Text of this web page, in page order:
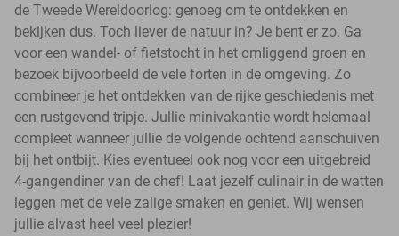
de Tweede Wereldoorlog: genoeg om te ontdekken en
bekijken dus. Toch liever de natuur in? Je bent er zo. Ga
voor een wandel- of fietstocht in het omliggend groen en
bezoek bijvoorbeeld de vele forten in de omgeving. Zo
combineer je het ontdekken van de rijke geschiedenis met
een rustgevend tripje. Jullie minivakantie wordt helemaal
compleet wanneer jullie de volgende ochtend aanschuiven
bij het ontbijt. Kies eventueel ook nog voor een uitgebreid
4-gangendiner van de chef! Laat jezelf culinair in de watten
leggen met de vele zalige smaken en geniet. Wij wensen
jullie alvast heel veel plezier!